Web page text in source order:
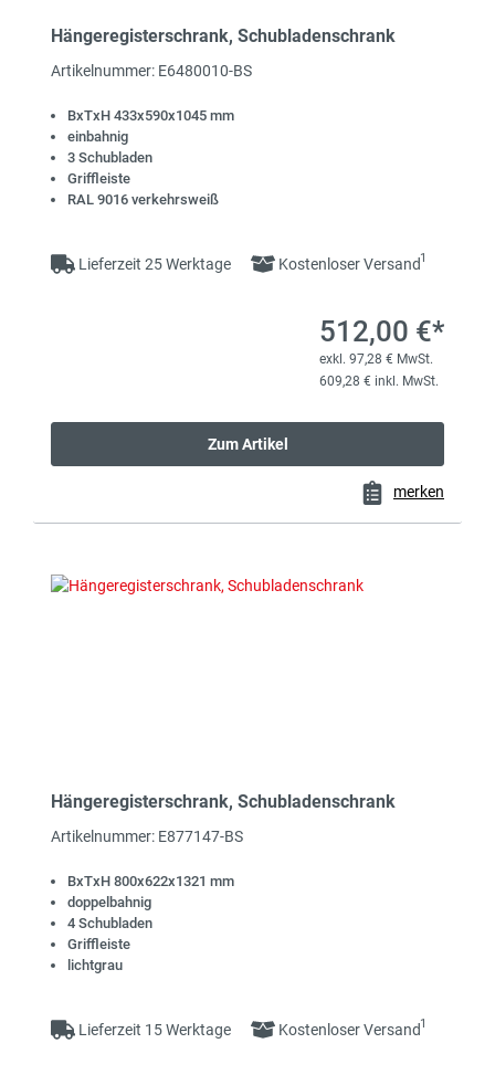
Hängeregisterschrank, Schubladenschrank
Artikelnummer: E6480010-BS
BxTxH 433x590x1045 mm
einbahnig
3 Schubladen
Griffleiste
RAL 9016 verkehrsweiß
Lieferzeit 25 Werktage Kostenloser Versand1
512,00 €*
exkl. 97,28 € MwSt.
609,28 € inkl. MwSt.
Zum Artikel
merken
Hängeregisterschrank, Schubladenschrank
Artikelnummer: E877147-BS
BxTxH 800x622x1321 mm
doppelbahnig
4 Schubladen
Griffleiste
lichtgrau
Lieferzeit 15 Werktage Kostenloser Versand1